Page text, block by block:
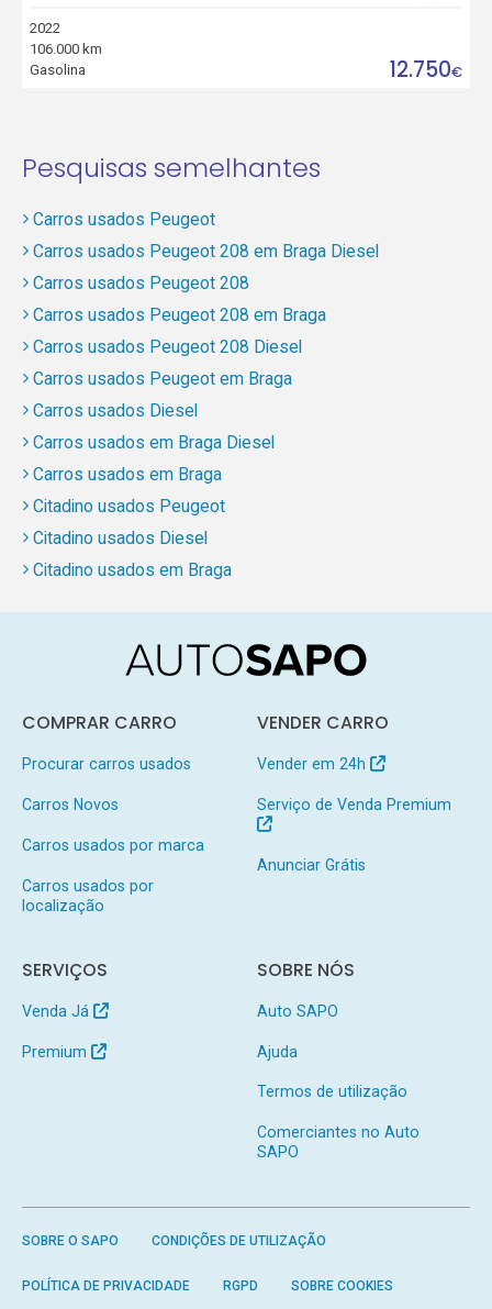
2022
106.000 km
Gasolina
12.750€
Pesquisas semelhantes
Carros usados Peugeot
Carros usados Peugeot 208 em Braga Diesel
Carros usados Peugeot 208
Carros usados Peugeot 208 em Braga
Carros usados Peugeot 208 Diesel
Carros usados Peugeot em Braga
Carros usados Diesel
Carros usados em Braga Diesel
Carros usados em Braga
Citadino usados Peugeot
Citadino usados Diesel
Citadino usados em Braga
COMPRAR CARRO
Procurar carros usados
Carros Novos
Carros usados por marca
Carros usados por
localização
VENDER CARRO
Vender em 24h
Serviço de Venda Premium
Anunciar Grátis
SERVIÇOS
Venda Já
Premium
SOBRE NÓS
Auto SAPO
Ajuda
Termos de utilização
Comerciantes no Auto
SAPO
SOBRE O SAPO CONDIÇÕES DE UTILIZAÇÃO
POLÍTICA DE PRIVACIDADE RGPD SOBRE COOKIES